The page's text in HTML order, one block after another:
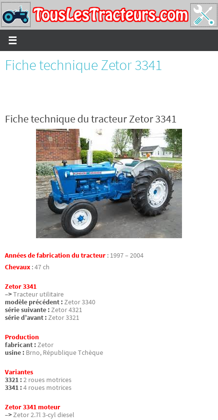
Passer
vers
le
contenu
Fiche technique Zetor 3341
Fiche technique du tracteur Zetor 3341
Années de fabrication du tracteur : 1997 – 2004
Chevaux :47 ch
Zetor 3341
–>Tracteur utilitaire
modèle précédent :Zetor 3340
série suivante :Zetor 4321
série d’avant :Zetor 3321
Production
fabricant :Zetor
usine : Brno, République Tchèque
Variantes
3321 :2 roues motrices
3341 :4 roues motrices
Zetor 3341 moteur
–>Zetor 2.7l 3-cyl diesel